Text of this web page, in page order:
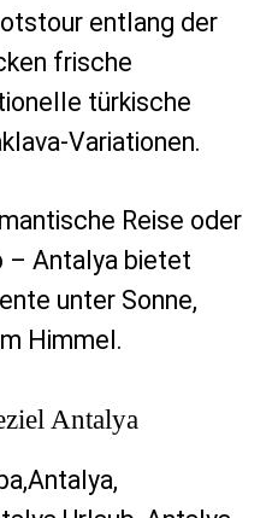
entlang der
frische
türkische
Variationen.
Reise oder
– Antalya bietet
unter Sonne,
Himmel.
Antalya